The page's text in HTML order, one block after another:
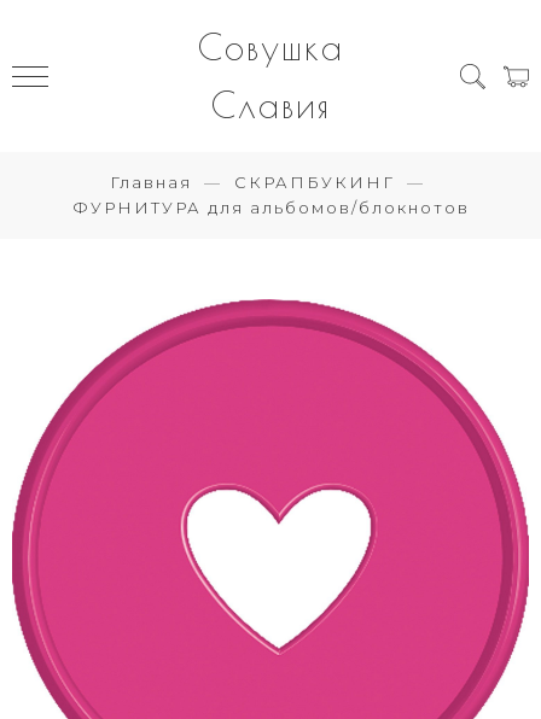
Совушка
Славия
Главная
СКРАПБУКИНГ
ФУРНИТУРА для альбомов/блокнотов